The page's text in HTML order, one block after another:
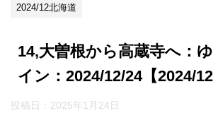
2024/12北海道
14,大曽根から高蔵寺へ：
イン：2024/12/24【2024/12
投稿日：2025年1月24日